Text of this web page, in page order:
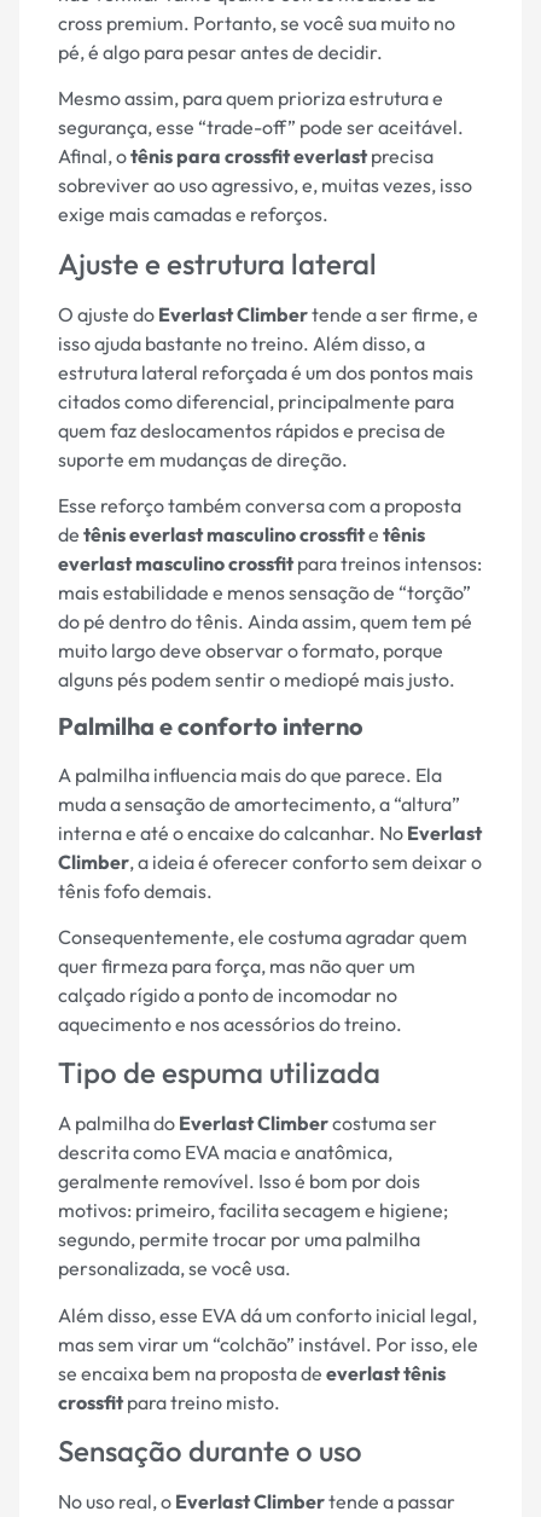
cross premium. Portanto, se você sua muito no
pé, é algo para pesar antes de decidir.
Mesmo assim, para quem prioriza estrutura e
segurança, esse “trade-off” pode ser aceitável.
Afinal, otênis para crossfit everlastprecisa
sobreviver ao uso agressivo, e, muitas vezes, isso
exige mais camadas e reforços.
Ajuste e estrutura lateral
O ajuste do Everlast Climbertende a ser firme, e
isso ajuda bastante no treino. Além disso, a
estrutura lateral reforçada é um dos pontos mais
citados como diferencial, principalmente para
quem faz deslocamentos rápidos e precisa de
suporte em mudanças de direção.
Esse reforço também conversa com a proposta
de tênis everlast masculino crossfite tênis
everlast masculino crossfitpara treinos intensos:
mais estabilidade e menos sensação de “torção”
do pé dentro do tênis. Ainda assim, quem tem pé
muito largo deve observar o formato, porque
alguns pés podem sentir o mediopé mais justo.
Palmilha e conforto interno
A palmilha influencia mais do que parece. Ela
muda a sensação de amortecimento, a “altura”
interna e até o encaixe do calcanhar. No Everlast
Climber, a ideia é oferecer conforto sem deixar o
tênis fofo demais.
Consequentemente, ele costuma agradar quem
quer firmeza para força, mas não quer um
calçado rígido a ponto de incomodar no
aquecimento e nos acessórios do treino.
Tipo de espuma utilizada
A palmilha do Everlast Climbercostuma ser
descrita como EVA macia e anatômica,
geralmente removível. Isso é bom por dois
motivos: primeiro, facilita secagem e higiene;
segundo, permite trocar por uma palmilha
personalizada, se você usa.
Além disso, esse EVA dá um conforto inicial legal,
mas sem virar um “colchão” instável. Por isso, ele
se encaixa bem na proposta de everlast tênis
crossfitpara treino misto.
Sensação durante o uso
No uso real, o Everlast Climbertende a passar